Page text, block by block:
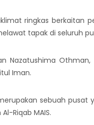
ringkas berkaitan
tapak di seluruh
Nazatushima Othman,
Iman.
merupakan sebuah
Riqab MAIS.